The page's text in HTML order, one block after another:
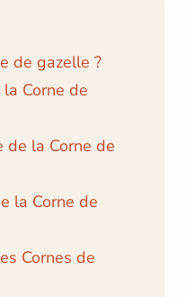
de gazelle ?
Corne de
de la Corne de
la Corne de
Cornes de